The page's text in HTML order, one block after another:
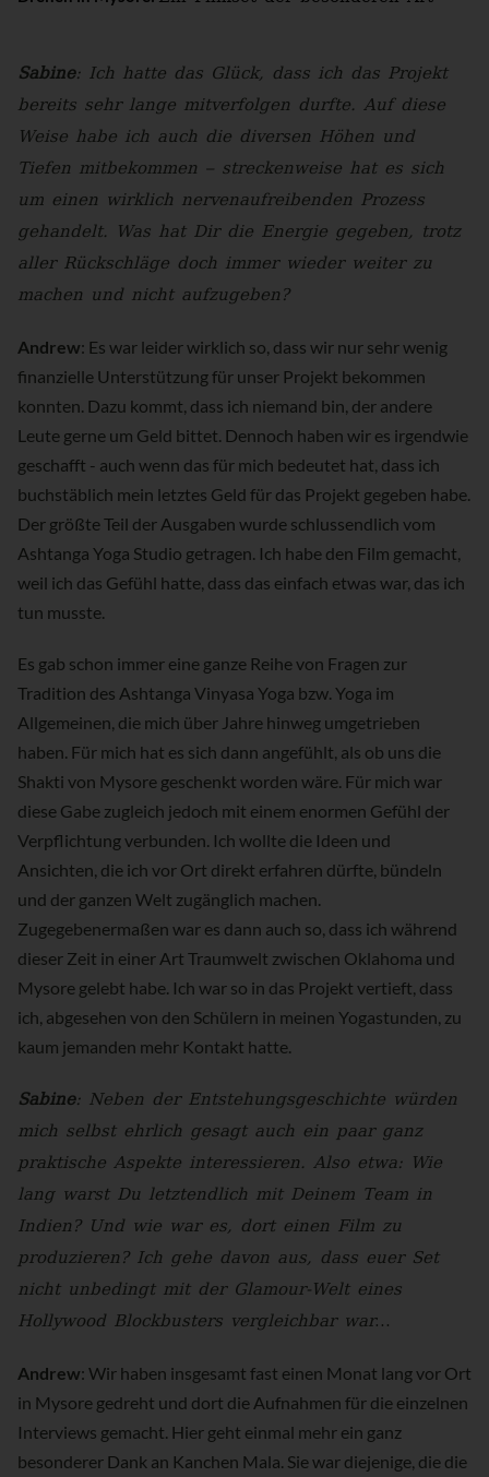
Sabine: Ich hatte das Glück, dass ich das Projekt
bereits sehr lange mitverfolgen durfte. Auf diese
Weise habe ich auch die diversen Höhen und
Tiefen mitbekommen – streckenweise hat es sich
um einen wirklich nervenaufreibenden Prozess
gehandelt. Was hat Dir die Energie gegeben, trotz
aller Rückschläge doch immer wieder weiter zu
machen und nicht aufzugeben?
Andrew: Es war leider wirklich so, dass wir nur sehr wenig
finanzielle Unterstützung für unser Projekt bekommen
konnten. Dazu kommt, dass ich niemand bin, der andere
Leute gerne um Geld bittet. Dennoch haben wir es irgendwie
geschafft - auch wenn das für mich bedeutet hat, dass ich
buchstäblich mein letztes Geld für das Projekt gegeben habe.
Der größte Teil der Ausgaben wurde schlussendlich vom
Ashtanga Yoga Studio getragen. Ich habe den Film gemacht,
weil ich das Gefühl hatte, dass das einfach etwas war, das ich
tun musste.
Es gab schon immer eine ganze Reihe von Fragen zur
Tradition des Ashtanga Vinyasa Yoga bzw. Yoga im
Allgemeinen, die mich über Jahre hinweg umgetrieben
haben. Für mich hat es sich dann angefühlt, als ob uns die
Shakti von Mysore geschenkt worden wäre. Für mich war
diese Gabe zugleich jedoch mit einem enormen Gefühl der
Verpflichtung verbunden. Ich wollte die Ideen und
Ansichten, die ich vor Ort direkt erfahren dürfte, bündeln
und der ganzen Welt zugänglich machen.
Zugegebenermaßen war es dann auch so, dass ich während
dieser Zeit in einer Art Traumwelt zwischen Oklahoma und
Mysore gelebt habe. Ich war so in das Projekt vertieft, dass
ich, abgesehen von den Schülern in meinen Yogastunden, zu
kaum jemanden mehr Kontakt hatte.
Sabine: Neben der Entstehungsgeschichte würden
mich selbst ehrlich gesagt auch ein paar ganz
praktische Aspekte interessieren. Also etwa: Wie
lang warst Du letztendlich mit Deinem Team in
Indien? Und wie war es, dort einen Film zu
produzieren? Ich gehe davon aus, dass euer Set
nicht unbedingt mit der Glamour-Welt eines
Hollywood Blockbusters vergleichbar war…
Andrew: Wir haben insgesamt fast einen Monat lang vor Ort
in Mysore gedreht und dort die Aufnahmen für die einzelnen
Interviews gemacht. Hier geht einmal mehr ein ganz
besonderer Dank an Kanchen Mala. Sie war diejenige, die die